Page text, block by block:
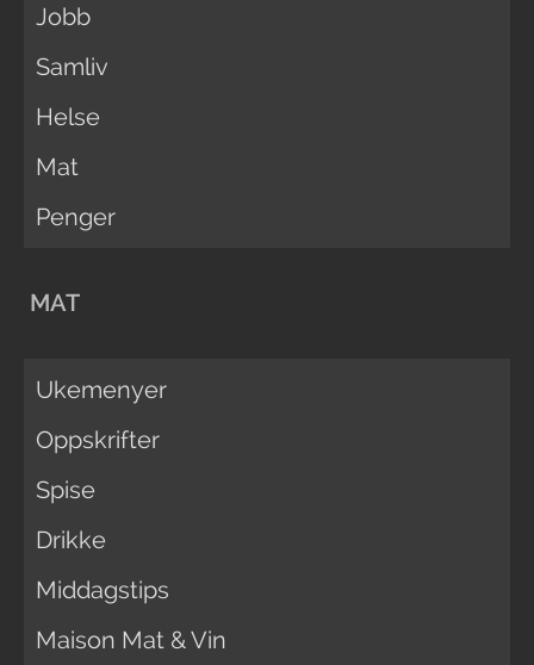
Jobb
Samliv
Helse
Mat
Penger
MAT
Ukemenyer
Oppskrifter
Spise
Drikke
Middagstips
Maison Mat & Vin